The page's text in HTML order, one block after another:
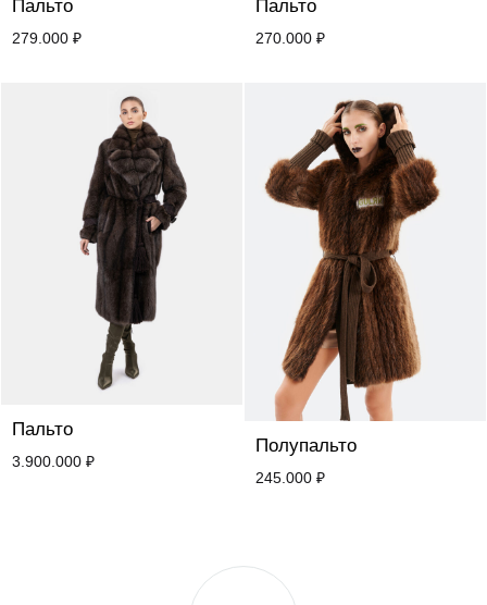
Пальто
279.000 ₽
Пальто
270.000 ₽
Пальто
3.900.000 ₽
Полупальто
245.000 ₽